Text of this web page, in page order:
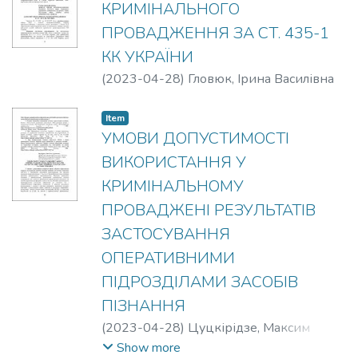
КРИМІНАЛЬНОГО
ПРОВАДЖЕННЯ ЗА СТ. 435-1
КК УКРАЇНИ
(2023-04-28) Гловюк, Ірина Василівна
Item
УМОВИ ДОПУСТИМОСТІ
ВИКОРИСТАННЯ У
КРИМІНАЛЬНОМУ
ПРОВАДЖЕНІ РЕЗУЛЬТАТІВ
ЗАСТОСУВАННЯ
ОПЕРАТИВНИМИ
ПІДРОЗДІЛАМИ ЗАСОБІВ
ПІЗНАННЯ
(2023-04-28) Цуцкірідзе, Максим
Сергійович
Show more